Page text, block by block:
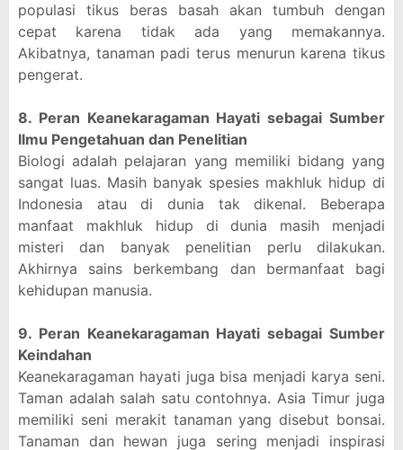
populasi tikus beras basah akan tumbuh dengan
cepat karena tidak ada yang memakannya.
Akibatnya, tanaman padi terus menurun karena tikus
pengerat.
8. Peran Keanekaragaman Hayati sebagai Sumber
Ilmu Pengetahuan dan Penelitian
Biologi adalah pelajaran yang memiliki bidang yang
sangat luas. Masih banyak spesies makhluk hidup di
Indonesia atau di dunia tak dikenal. Beberapa
manfaat makhluk hidup di dunia masih menjadi
misteri dan banyak penelitian perlu dilakukan.
Akhirnya sains berkembang dan bermanfaat bagi
kehidupan manusia.
9. Peran Keanekaragaman Hayati sebagai Sumber
Keindahan
Keanekaragaman hayati juga bisa menjadi karya seni.
Taman adalah salah satu contohnya. Asia Timur juga
memiliki seni merakit tanaman yang disebut bonsai.
Tanaman dan hewan juga sering menjadi inspirasi